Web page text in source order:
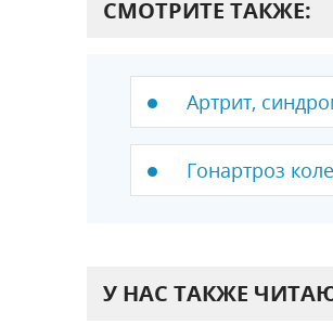
СМОТРИТЕ ТАКЖЕ:
Артрит,
Гонартроз
У НАС ТАКЖЕ